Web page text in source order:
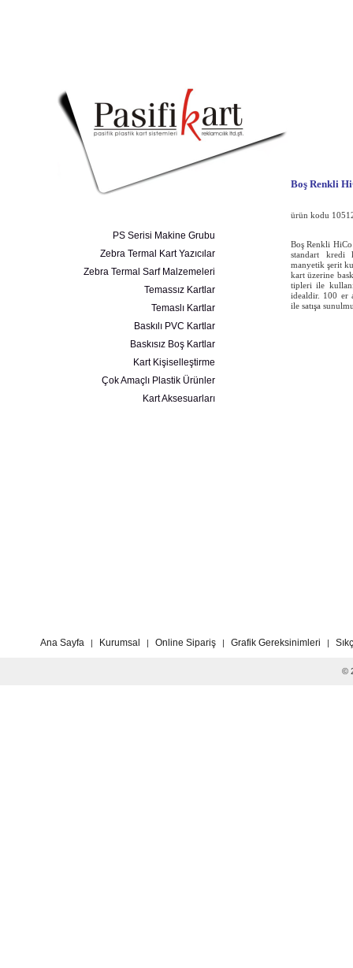
PS Serisi Makine Grubu
Zebra Termal Kart Yazıcılar
Zebra Termal Sarf Malzemeleri
Temassız Kartlar
Temaslı Kartlar
Baskılı PVC Kartlar
Baskısız Boş Kartlar
Kart Kişiselleştirme
Çok Amaçlı Plastik Ürünler
Kart Aksesuarları
Boş Renkli
ürün kodu
Boş Renkli
standart kredi
manyetik şerit
kart üzerine
tipleri ile
idealdir. 100 er
ile satışa
Ana Sayfa | Kurumsal | Online Sipariş | Grafik Gereksinimleri |
©